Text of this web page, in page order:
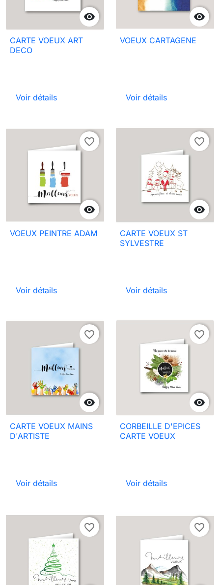

CARTE VOEUX ART
DECO
Voir détails

VOEUX CARTAGENE
Voir détails

favorite_border
VOEUX PEINTRE ADAM
Voir détails

favorite_border
CARTE VOEUX ST
SYLVESTRE
Voir détails

favorite_border
CARTE VOEUX MAINS
D'ARTISTE
Voir détails

favorite_border
CORBEILLE D'EPICES
CARTE VOEUX
Voir détails
favorite_border favorite_border